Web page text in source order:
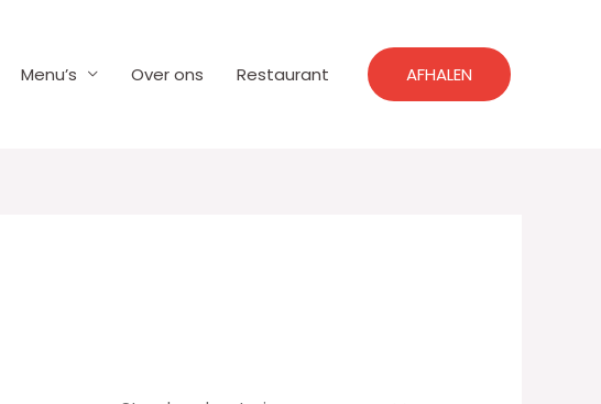
Menu’s Over ons Restaurant AFHALEN